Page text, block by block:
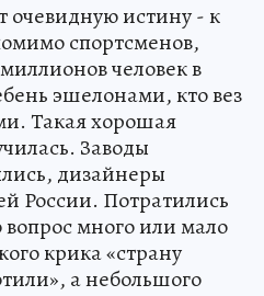
очевидную истину - к
спортсменов,
человек в
эшелонами, кто вез
Такая хорошая
Заводы
дизайнеры
России. Потратились
много или мало
крика «страну
а небольшого